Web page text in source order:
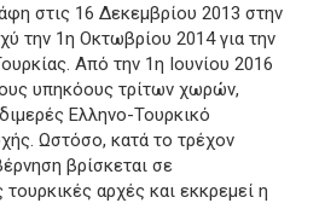
στις 16 Δεκεμβρίου 2013 στην
την 1η Οκτωβρίου 2014 για την
Από την 1η Ιουνίου 2016
υπηκόους τρίτων χωρών,
Ελληνο-Τουρκικό
Ωστόσο, κατά το τρέχον
βρίσκεται σε
τουρκικές αρχές και εκκρεμεί η